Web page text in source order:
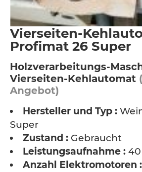
Vierseiten-
Profimat 26 Super
Holzverarbeitungs-
Vierseiten-Kehlautomat
Angebot)
Hersteller und Typ :
Super
Zustand : Gebraucht
Leistungsaufnahme :
Anzahl Elektromotoren :